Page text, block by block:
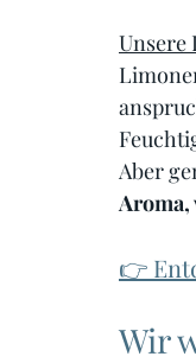
Unsere
Aber
👉
Wir